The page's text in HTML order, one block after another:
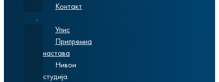
Контакт
Упис
Припремна
настава
Нивои
студија